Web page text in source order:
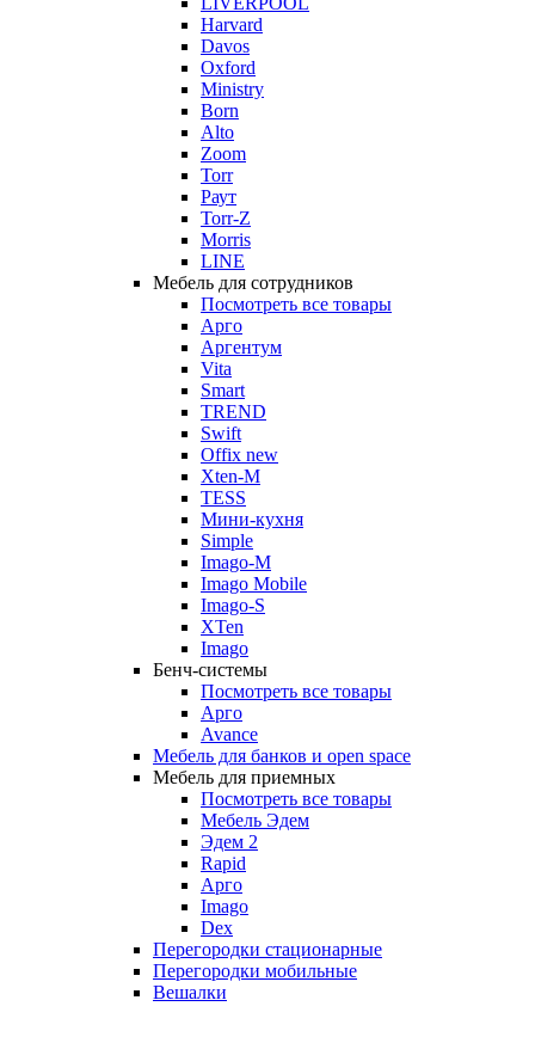
Harvard
Davos
Oxford
Ministry
Born
Alto
Zoom
Torr
Раут
Torr-Z
Morris
LINE
Мебель для сотрудников
Посмотреть все товары
Арго
Аргентум
Vita
Smart
TREND
Swift
Offix new
Xten-M
TESS
Мини-кухня
Simple
Imago-M
Imago Mobile
Imago-S
XTen
Imago
Бенч-системы
Посмотреть все товары
Арго
Avance
Мебель для банков и open space
Мебель для приемных
Посмотреть все товары
Мебель Эдем
Эдем 2
Rapid
Арго
Imago
Dex
Перегородки стационарные
Перегородки мобильные
Вешалки